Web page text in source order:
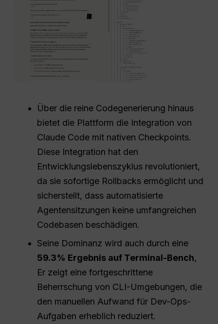
Über die reine Codegenerierung hinaus
bietet die Plattform die Integration von
Claude Code mit nativen Checkpoints.
Diese Integration hat den
Entwicklungslebenszyklus revolutioniert,
da sie sofortige Rollbacks ermöglicht und
sicherstellt, dass automatisierte
Agentensitzungen keine umfangreichen
Codebasen beschädigen.
Seine Dominanz wird auch durch eine
59.3% Ergebnis auf Terminal-Bench,
Er zeigt eine fortgeschrittene
Beherrschung von CLI-Umgebungen, die
den manuellen Aufwand für Dev-Ops-
Aufgaben erheblich reduziert.